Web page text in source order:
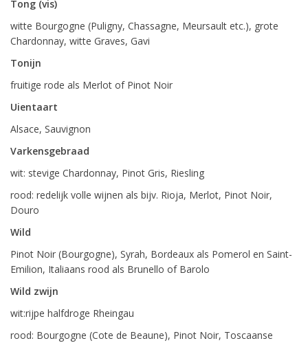
Tong (vis)
witte Bourgogne (Puligny, Chassagne, Meursault etc.), grote
Chardonnay, witte Graves, Gavi
Tonijn
fruitige rode als Merlot of Pinot Noir
Uientaart
Alsace, Sauvignon
Varkensgebraad
wit: stevige Chardonnay, Pinot Gris, Riesling
rood: redelijk volle wijnen als bijv. Rioja, Merlot, Pinot Noir,
Douro
Wild
Pinot Noir (Bourgogne), Syrah, Bordeaux als Pomerol en Saint-
Emilion, Italiaans rood als Brunello of Barolo
Wild zwijn
wit:rijpe halfdroge Rheingau
rood: Bourgogne (Cote de Beaune), Pinot Noir, Toscaanse